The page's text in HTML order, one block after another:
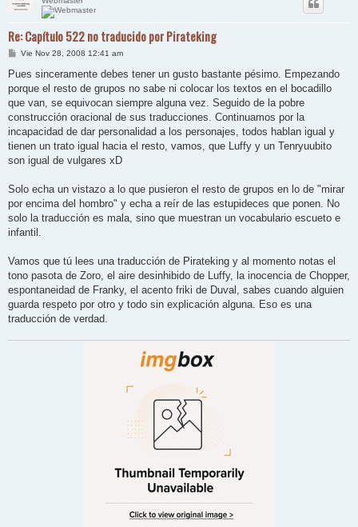
Re: Capítulo 522 no traducido por Pirateking
M
n
a
j
Vie Nov 28, 2008 12:41 am
Pues sinceramente debes tener un gusto bastante pésimo. Empezando
porque el resto de grupos no sabe ni colocar los textos en el bocadillo
que van, se equivocan siempre alguna vez. Seguido de la pobre
construcción oracional de sus traducciones. Continuamos por la
incapacidad de dar personalidad a los personajes, todos hablan igual y
tienen un trato igual hacia el resto, vamos, que Luffy y un Tenryuubito
son igual de vulgares xD
Solo echa un vistazo a lo que pusieron el resto de grupos en lo de "mirar
por encima del hombro" y echa a reír de las estupideces que ponen. No
solo la traducción es mala, sino que muestran un vocabulario escueto e
infantil.
Vamos que tú lees una traducción de Pirateking y al momento notas el
tono pasota de Zoro, el aire desinhibido de Luffy, la inocencia de Chopper,
espontaneidad de Franky, el acento friki de Duval, sabes cuando alguien
guarda respeto por otro y todo sin explicación alguna. Eso es una
traducción de verdad.